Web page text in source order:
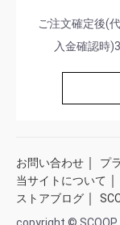
ご注文確定後(
入金確認時
お問い合わせ プ
当サイトについて
ストアブログ